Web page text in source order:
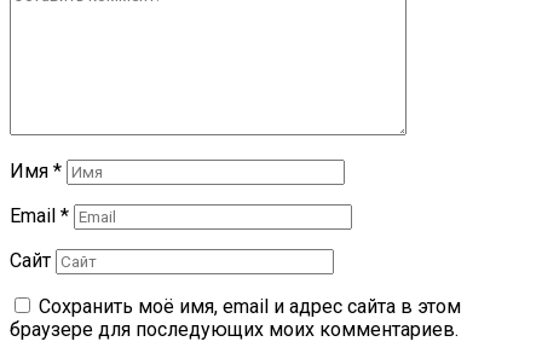
Имя *
Email *
Сайт
Сохранить моё имя, email и адрес сайта в этом
браузере для последующих моих комментариев.